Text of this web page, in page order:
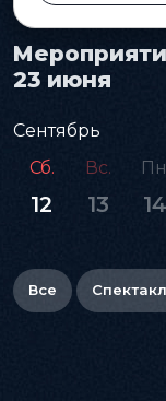
Главная Афиша
23 июня
Сентябрь
Сб.
12
Вс.
13 14
Все